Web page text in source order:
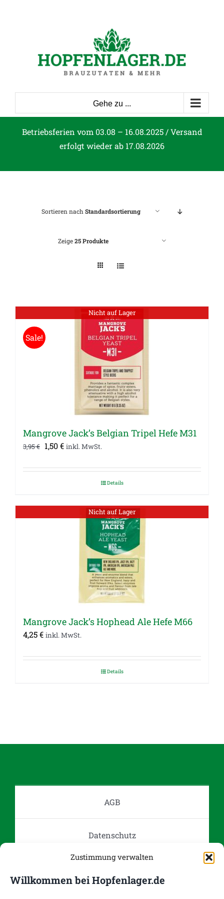
Zustimmung verwalten
Willkommen bei Hopfenlager.de
Gehe zu ...
Betriebsferien vom 03.08 – 16.08.2025 / Versand
erfolgt wieder ab 17.08.2026
Sortieren nach Standardsortierung
Zeige25 Produkte
Nicht auf Lager
Sale!
Mangrove Jack’s Belgian Tripel Hefe M31
3,95€ Ursprünglicher
war:
1,50€Aktueller
ist:
inkl. MwSt.
Details
Nicht auf Lager
Mangrove Jack’s Hophead Ale Hefe M66
4,25€ inkl. MwSt.
Details
AGB
Datenschutz